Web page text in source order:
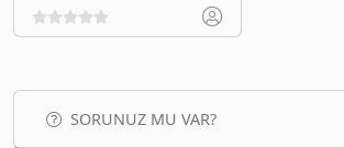
SORUNUZ MU VAR?